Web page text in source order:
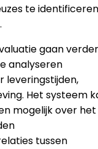
te identificeren
gaan verder
analyseren
leveringstijden,
Het systeem
mogelijk over het
tussen